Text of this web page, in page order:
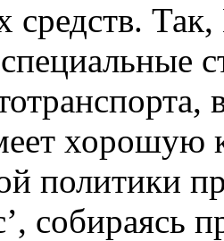
средств.
хорошую
политики
собираясь